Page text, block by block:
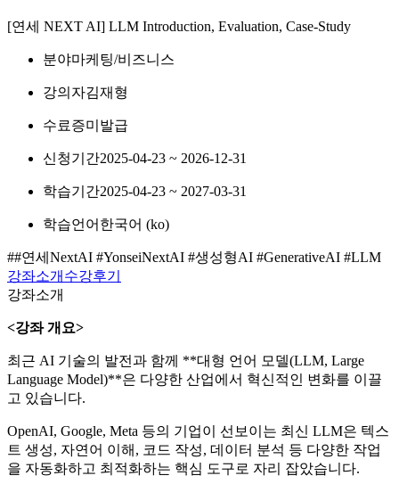
[연세 NEXT AI] LLM Introduction, Evaluation, Case-Study
분야마케팅/비즈니스
강의자김재형
수료증미발급
신청기간2025-04-23 ~ 2026-12-31
학습기간2025-04-23 ~ 2027-03-31
학습언어 한국어 ‎(ko)‎
##연세NextAI #YonseiNextAI #생성형AI #GenerativeAI #LLM
강좌소개 수강후기
강좌소개
<강좌 개요>
최근 AI 기술의 발전과 함께 **대형 언어 모델(LLM, Large
Language Model)**은 다양한 산업에서 혁신적인 변화를 이끌
고 있습니다.
OpenAI, Google, Meta 등의 기업이 선보이는 최신 LLM은 텍스
트 생성, 자연어 이해, 코드 작성, 데이터 분석 등 다양한 작업
을 자동화하고 최적화하는 핵심 도구로 자리 잡았습니다.